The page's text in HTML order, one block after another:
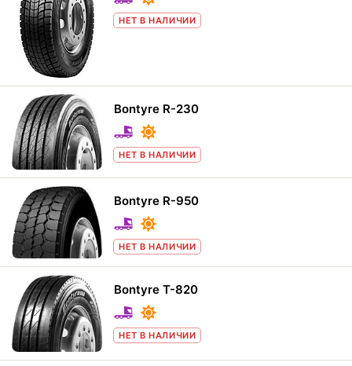
НЕТ В НАЛИЧИИ
Bontyre R-230
НЕТ В НАЛИЧИИ
Bontyre R-950
НЕТ В НАЛИЧИИ
Bontyre T-820
НЕТ В НАЛИЧИИ